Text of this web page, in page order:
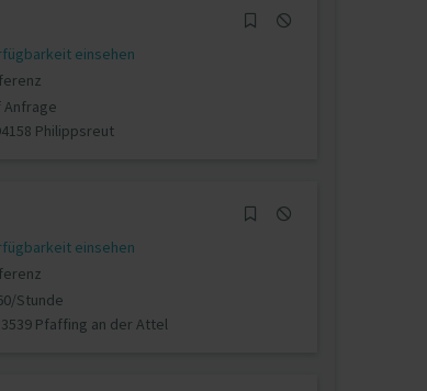
einsehen
Anfrage
Philippsreut
einsehen
Stunde
Pfaffing an der Attel